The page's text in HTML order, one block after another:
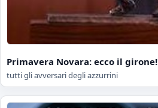
Primavera Novara: ecco il girone!
tutti gli avversari degli azzurrini